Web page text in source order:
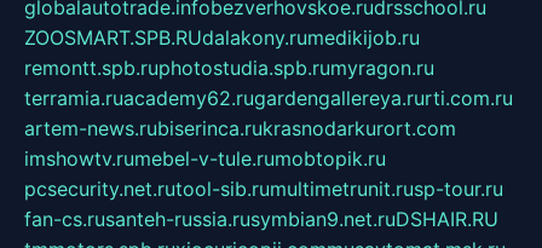
globalautotrade.infobezverhovskoe.rudrsschool.ru
ZOOSMART.SPB.RUdalakony.rumedikijob.ru
remontt.spb.ruphotostudia.spb.rumyragon.ru
terramia.ruacademy62.rugardengallereya.rurti.com.ru
artem-news.rubiserinca.rukrasnodarkurort.com
imshowtv.rumebel-v-tule.rumobtopik.ru
pcsecurity.net.rutool-sib.rumultimetrunit.rusp-tour.ru
fan-cs.rusanteh-russia.rusymbian9.net.ruDSHAIR.RU